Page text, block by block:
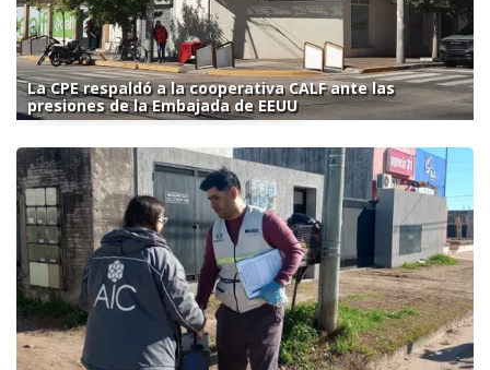
La CPE respaldó a la cooperativa CALF ante las
presiones de la Embajada de EEUU